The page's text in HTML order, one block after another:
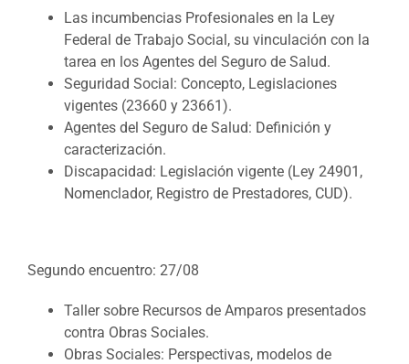
Las incumbencias Profesionales en la Ley
Federal de Trabajo Social, su vinculación con la
tarea en los Agentes del Seguro de Salud.
Seguridad Social: Concepto, Legislaciones
vigentes (23660 y 23661).
Agentes del Seguro de Salud: Definición y
caracterización.
Discapacidad: Legislación vigente (Ley 24901,
Nomenclador, Registro de Prestadores, CUD).
Segundo encuentro: 27/08
Taller sobre Recursos de Amparos presentados
contra Obras Sociales.
Obras Sociales: Perspectivas, modelos de